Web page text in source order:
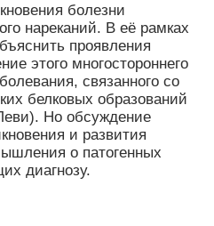
болезни
нареканий. В её рамках
проявления
этого многостороннего
связанного со
белковых образований
Но обсуждение
и развития
о патогенных
диагнозу.